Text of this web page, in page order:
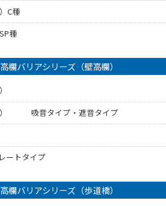
C種
種
欄バリアシリーズ（壁高欄）
） 吸音タイプ・遮音タイプ
ートタイプ
欄バリアシリーズ（歩道橋）